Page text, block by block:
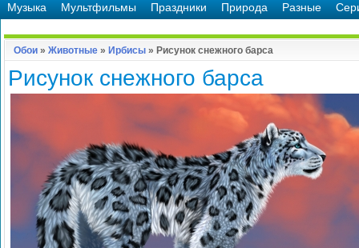
Музыка
Мультфильмы Праздники Природа Разные
Обои » Животные » Ирбисы » Рисунок снежного барса
Рисунок снежного барса